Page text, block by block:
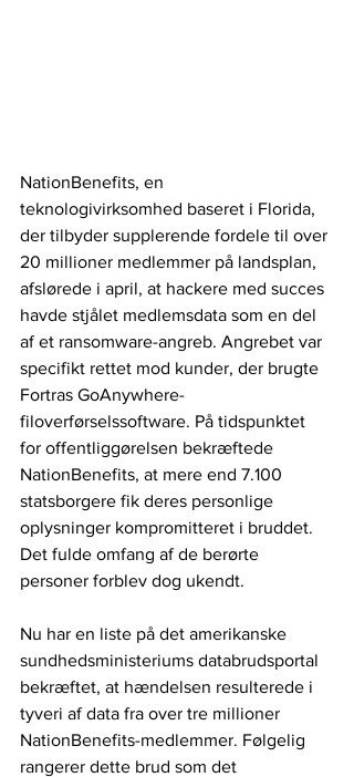
NationBenefits, en
teknologivirksomhed baseret i Florida,
der tilbyder supplerende fordele til over
20 millioner medlemmer på landsplan,
afslørede i april, at hackere med succes
havde stjålet medlemsdata som en del
af et ransomware-angreb. Angrebet var
specifikt rettet mod kunder, der brugte
Fortras GoAnywhere-
filoverførselssoftware. På tidspunktet
for offentliggørelsen bekræftede
NationBenefits, at mere end 7.100
statsborgere fik deres personlige
oplysninger kompromitteret i bruddet.
Det fulde omfang af de berørte
personer forblev dog ukendt.
Nu har en liste på det amerikanske
sundhedsministeriums databrudsportal
bekræftet, at hændelsen resulterede i
tyveri af data fra over tre millioner
NationBenefits-medlemmer. Følgelig
rangerer dette brud som det